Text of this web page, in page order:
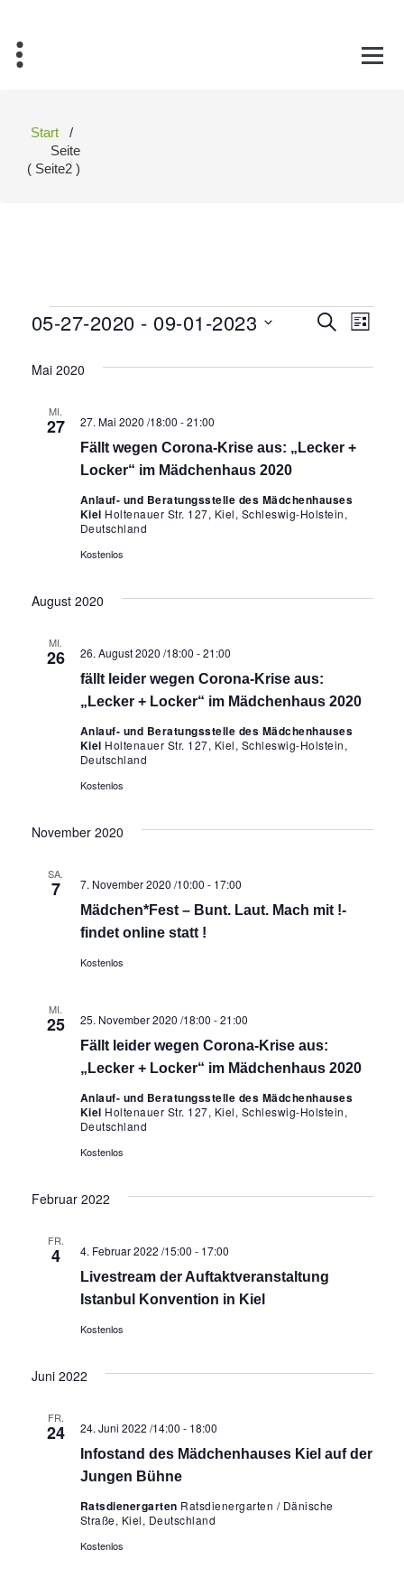
springen
Start /
Seite
( Seite2 )
Veranstaltungen
Suche
Suche
Liste
05-27-2020 - 09-01-2023
wählen.
Mai 2020
MI.
27
Fällt wegen Corona-Krise aus: „Lecker +
Locker“ im Mädchenhaus 2020
27. Mai 2020 /18:00 -21:00
Anlauf- und Beratungsstelle des Mädchenhauses
Kiel Holtenauer Str. 127, Kiel, Schleswig-Holstein,
Deutschland
Kostenlos
August 2020
MI.
26
fällt leider wegen Corona-Krise aus:
„Lecker + Locker“ im Mädchenhaus 2020
26. August 2020 /18:00 -21:00
Anlauf- und Beratungsstelle des Mädchenhauses
Kiel Holtenauer Str. 127, Kiel, Schleswig-Holstein,
Deutschland
Kostenlos
November 2020
SA.
7
Mädchen*Fest – Bunt. Laut. Mach mit !-
findet online statt !
7. November 2020 /10:00 - 17:00
Kostenlos
MI.
25
Fällt leider wegen Corona-Krise aus:
„Lecker + Locker“ im Mädchenhaus 2020
25. November 2020 /18:00 -21:00
Anlauf- und Beratungsstelle des Mädchenhauses
Kiel Holtenauer Str. 127, Kiel, Schleswig-Holstein,
Deutschland
Kostenlos
Februar 2022
FR.
4
Livestream der Auftaktveranstaltung
Istanbul Konvention in Kiel
4. Februar 2022 /15:00 - 17:00
Kostenlos
Juni 2022
FR.
24
Infostand des Mädchenhauses Kiel auf der
Jungen Bühne
24. Juni 2022 /14:00 - 18:00
Ratsdienergarten Ratsdienergarten / Dänische
Straße, Kiel, Deutschland
Kostenlos